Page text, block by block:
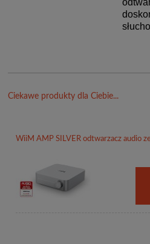
Ciekawe produkty dla Ciebie...
WiiM AMP SILVER odtwarzacz audio